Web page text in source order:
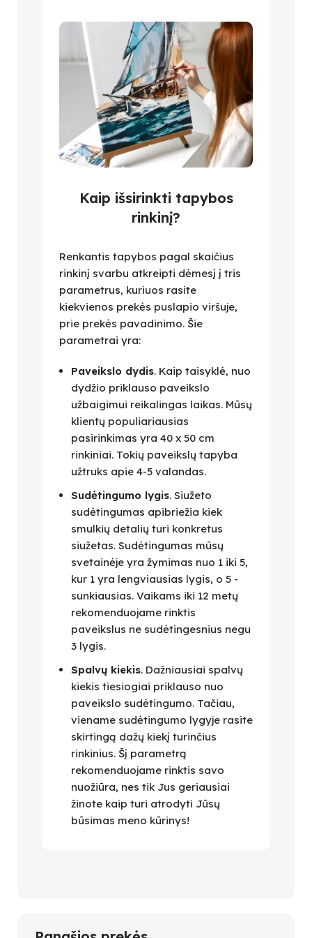
Kaip išsirinkti tapybos
rinkinį?
Renkantis tapybos pagal skaičius
rinkinį svarbu atkreipti dėmesį į tris
parametrus, kuriuos rasite
kiekvienos prekės puslapio viršuje,
prie prekės pavadinimo. Šie
parametrai yra:
Paveikslo dydis. Kaip taisyklė, nuo
dydžio priklauso paveikslo
užbaigimui reikalingas laikas. Mūsų
klientų populiariausias
pasirinkimas yra 40 x 50 cm
rinkiniai. Tokių paveikslų tapyba
užtruks apie 4-5 valandas.
Sudėtingumo lygis. Siužeto
sudėtingumas apibriežia kiek
smulkių detalių turi konkretus
siužetas. Sudėtingumas mūsų
svetainėje yra žymimas nuo 1 iki 5,
kur 1 yra lengviausias lygis, o 5 -
sunkiausias. Vaikams iki 12 metų
rekomenduojame rinktis
paveikslus ne sudėtingesnius negu
3 lygis.
Spalvų kiekis. Dažniausiai spalvų
kiekis tiesiogiai priklauso nuo
paveikslo sudėtingumo. Tačiau,
viename sudėtingumo lygyje rasite
skirtingą dažų kiekį turinčius
rinkinius. Šį parametrą
rekomenduojame rinktis savo
nuožiūra, nes tik Jus geriausiai
žinote kaip turi atrodyti Jūsų
būsimas meno kūrinys!